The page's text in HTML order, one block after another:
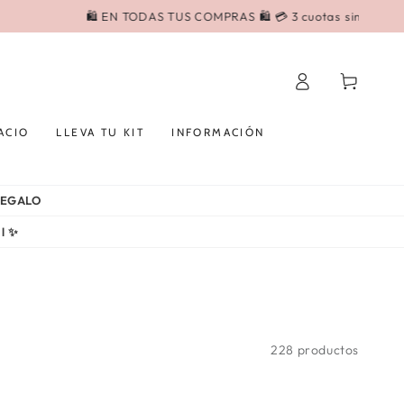
LLEVA TU KIT INFORMACIÓN
sesión
Carrito
✨
228 productos